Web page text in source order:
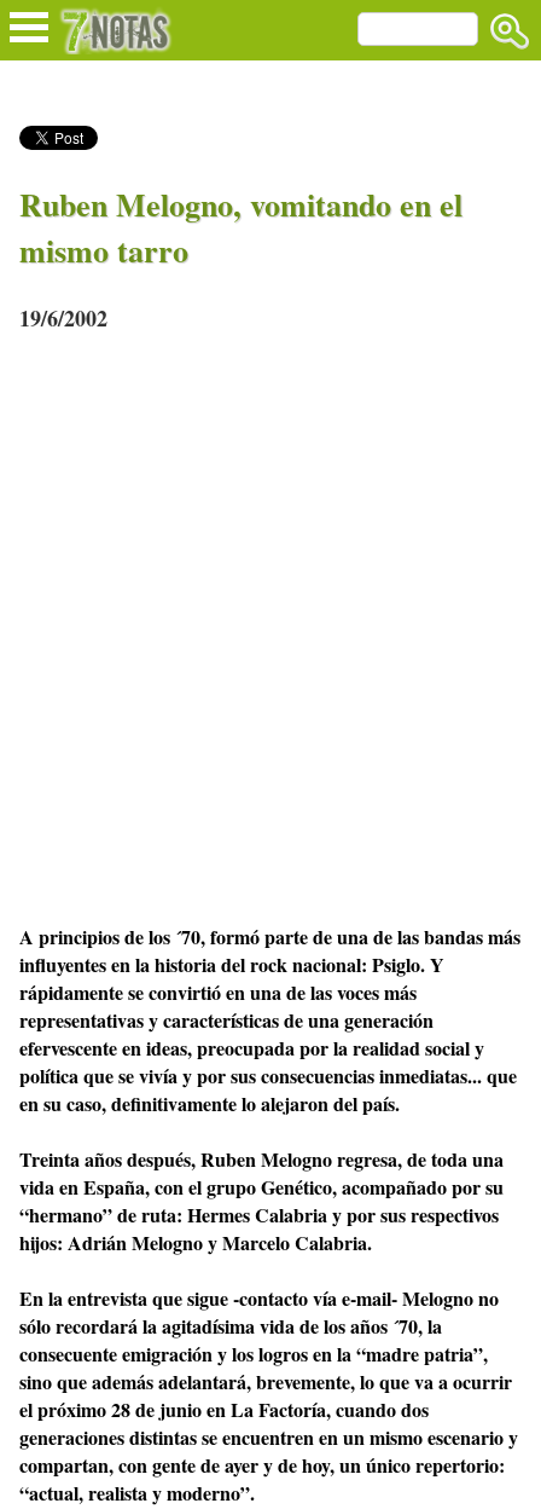
Ruben Melogno, vomitando en el
mismo tarro
19/6/2002
A principios de los ´70, formó parte de una de las bandas más
influyentes en la historia del rock nacional: Psiglo. Y
rápidamente se convirtió en una de las voces más
representativas y características de una generación
efervescente en ideas, preocupada por la realidad social y
política que se vivía y por sus consecuencias inmediatas... que
en su caso, definitivamente lo alejaron del país.
Treinta años después, Ruben Melogno regresa, de toda una
vida en España, con el grupo Genético, acompañado por su
“hermano” de ruta: Hermes Calabria y por sus respectivos
hijos: Adrián Melogno y Marcelo Calabria.
En la entrevista que sigue -contacto vía e-mail- Melogno no
sólo recordará la agitadísima vida de los años ´70, la
consecuente emigración y los logros en la “madre patria”,
sino que además adelantará, brevemente, lo que va a ocurrir
el próximo 28 de junio en La Factoría, cuando dos
generaciones distintas se encuentren en un mismo escenario y
compartan, con gente de ayer y de hoy, un único repertorio:
“actual, realista y moderno”.